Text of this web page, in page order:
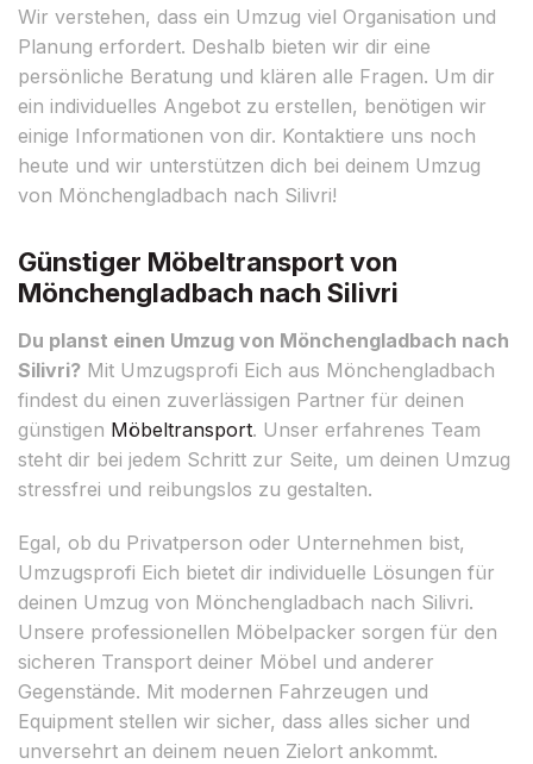
Wir verstehen, dass ein Umzug viel Organisation und
Planung erfordert. Deshalb bieten wir dir eine
persönliche Beratung und klären alle Fragen. Um dir
ein individuelles Angebot zu erstellen, benötigen wir
einige Informationen von dir. Kontaktiere uns noch
heute und wir unterstützen dich bei deinem Umzug
von Mönchengladbach nach Silivri!
Günstiger Möbeltransport von
Mönchengladbach nach Silivri
Du planst einen Umzug von Mönchengladbach nach
Silivri? Mit Umzugsprofi Eich aus Mönchengladbach
findest du einen zuverlässigen Partner für deinen
günstigen Möbeltransport. Unser erfahrenes Team
steht dir bei jedem Schritt zur Seite, um deinen Umzug
stressfrei und reibungslos zu gestalten.
Egal, ob du Privatperson oder Unternehmen bist,
Umzugsprofi Eich bietet dir individuelle Lösungen für
deinen Umzug von Mönchengladbach nach Silivri.
Unsere professionellen Möbelpacker sorgen für den
sicheren Transport deiner Möbel und anderer
Gegenstände. Mit modernen Fahrzeugen und
Equipment stellen wir sicher, dass alles sicher und
unversehrt an deinem neuen Zielort ankommt.